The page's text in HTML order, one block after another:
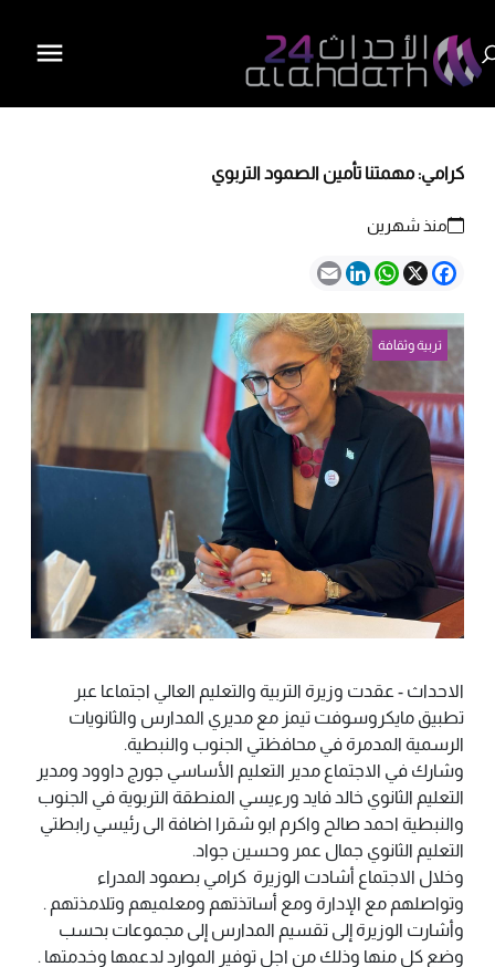
كرامي: مهمتنا تأمين الصمود التربوي
منذ شهرين
Facebook
X
WhatsApp
LinkedIn
Email
تربية وثقافة
الاحداث - عقدت وزيرة التربية والتعليم العالي اجتماعا عبر
تطبيق مايكروسوفت تيمز مع مديري المدارس والثانويات
الرسمية المدمرة في محافظتي الجنوب والنبطية.
وشارك في الاجتماع مدير التعليم الأساسي جورج داوود ومدير
التعليم الثانوي خالد فايد ورءيسي المنطقة التربوية في الجنوب
والنبطية احمد صالح واكرم ابو شقرا اضافة الى رئيسي رابطتي
التعليم الثانوي جمال عمر وحسين جواد.
وخلال الاجتماع أشادت الوزيرة كرامي بصمود المدراء
وتواصلهم مع الإدارة ومع أساتذتهم ومعلميهم وتلامذتهم .
وأشارت الوزيرة إلى تقسيم المدارس إلى مجموعات بحسب
وضع كل منها وذلك من اجل توفير الموارد لدعمها وخدمتها .